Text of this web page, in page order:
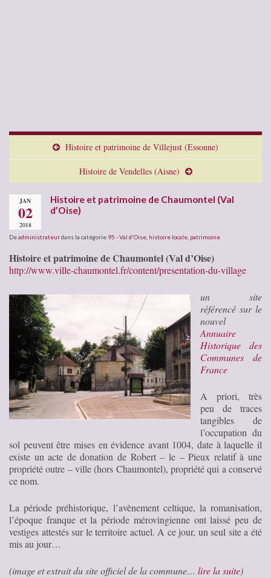
Histoire et patrimoine de Villejust (Essonne)
Histoire de Vendelles (Aisne)
JAN
02
2018
Histoire et patrimoine de Chaumontel (Val
d’Oise)
Deadministrateurdans la catégorie 95 - Val d'Oise histoire locale patrimoine
Histoire et patrimoine de Chaumontel (Val d’Oise)
http://www.ville-chaumontel.fr/content/presentation-du-village
un site
référencé sur le
nouvel
Annuaire
Historique des
Communes de
France
A priori, très
peu de traces
tangibles de
l’occupation du
sol peuvent être mises en évidence avant 1004, date à laquelle il
existe un acte de donation de Robert – le – Pieux relatif à une
propriété outre – ville (hors Chaumontel), propriété qui a conservé
ce nom.
La période préhistorique, l’avènement celtique, la romanisation,
l’époque franque et la période mérovingienne ont laissé peu de
vestiges attestés sur le territoire actuel. A ce jour, un seul site a été
mis au jour…
(image et extrait du site officiel de la commune… lire la suite)